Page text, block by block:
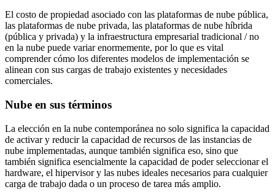
El costo de propiedad asociado con las plataformas de nube pública,
las plataformas de nube privada, las plataformas de nube híbrida
(pública y privada) y la infraestructura empresarial tradicional / no
en la nube puede variar enormemente, por lo que es vital
comprender cómo los diferentes modelos de implementación se
alinean con sus cargas de trabajo existentes y necesidades
comerciales.
Nube en sus términos
La elección en la nube contemporánea no solo significa la capacidad
de activar y reducir la capacidad de recursos de las instancias de
nube implementadas, aunque también significa eso, sino que
también significa esencialmente la capacidad de poder seleccionar el
hardware, el hipervisor y las nubes ideales necesarios para cualquier
carga de trabajo dada o un proceso de tarea más amplio.